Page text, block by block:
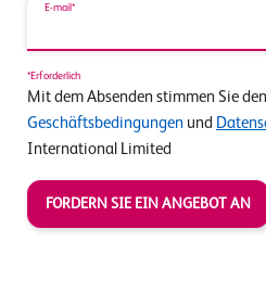
E-mail*
*Erforderlich
Mit dem Absenden stimmen Sie
Geschäftsbedingungen und
International Limited
FORDERN SIE EIN ANGEBOT AN